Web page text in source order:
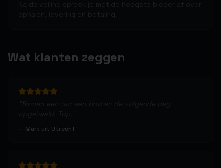
Wat klanten zeggen
— Mark uit Utrecht